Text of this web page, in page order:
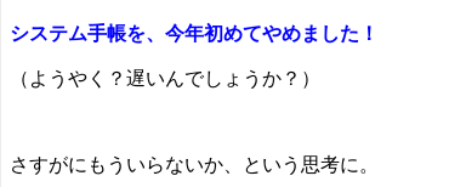
システム手帳を、今年初めてやめました！
（ようやく？遅いんでしょうか？）
さすがにもういらないか、という思考に。